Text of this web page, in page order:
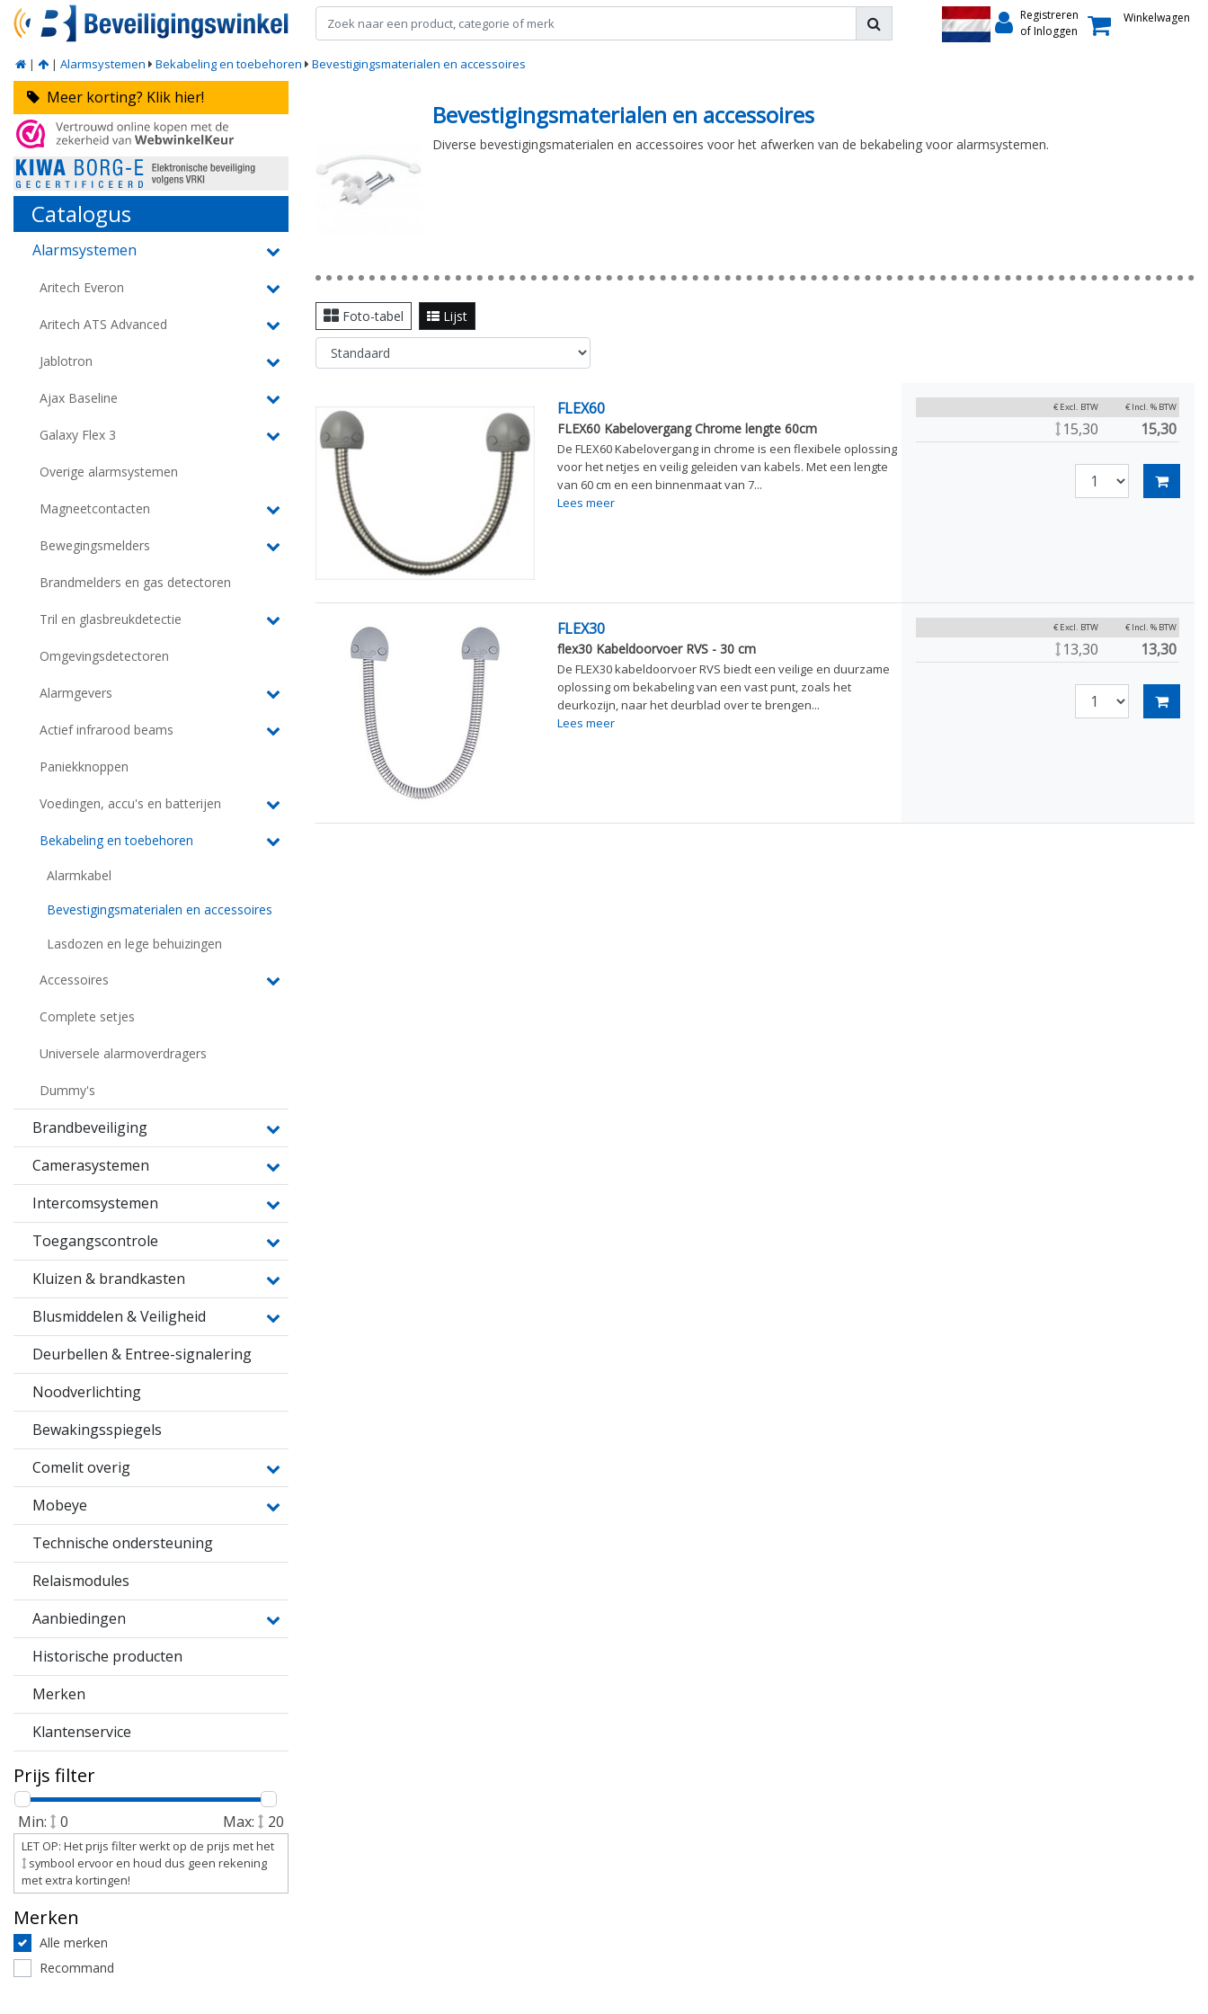
Registreren
of Inloggen
Winkelwagen
| | Alarmsystemen Bekabeling en toebehoren Bevestigingsmaterialen en accessoires
Meer korting? Klik hier!
Catalogus
Alarmsystemen
Aritech Everon
Aritech ATS Advanced
Jablotron
Ajax Baseline
Galaxy Flex 3
Overige alarmsystemen
Magneetcontacten
Bewegingsmelders
Brandmelders en gas detectoren
Tril en glasbreukdetectie
Omgevingsdetectoren
Alarmgevers
Actief infrarood beams
Paniekknoppen
Voedingen, accu's en batterijen
Bekabeling en toebehoren
Alarmkabel
Bevestigingsmaterialen en accessoires
Lasdozen en lege behuizingen
Accessoires
Complete setjes
Universele alarmoverdragers
Dummy's
Brandbeveiliging
Camerasystemen
Intercomsystemen
Toegangscontrole
Kluizen & brandkasten
Blusmiddelen & Veiligheid
Deurbellen & Entree-signalering
Noodverlichting
Bewakingsspiegels
Comelit overig
Mobeye
Technische ondersteuning
Relaismodules
Aanbiedingen
Historische producten
Merken
Klantenservice
Prijs filter
Min: 0 Max: 20
LET OP: Het prijs filter werkt op de prijs met het
symbool ervoor en houd dus geen rekening
met extra kortingen!
Merken
Alle merken
Recommand
Bevestigingsmaterialen en accessoires
Diverse bevestigingsmaterialen en accessoires voor het afwerken van de bekabeling voor alarmsystemen.
Foto-tabel Lijst
FLEX60
FLEX60 Kabelovergang Chrome lengte 60cm
De FLEX60 Kabelovergang in chrome is een flexibele oplossing
voor het netjes en veilig geleiden van kabels. Met een lengte
van 60 cm en een binnenmaat van 7...
Lees meer
€ Excl. BTW € Incl. % BTW
15,30 15,30
FLEX30
flex30 Kabeldoorvoer RVS - 30 cm
De FLEX30 kabeldoorvoer RVS biedt een veilige en duurzame
oplossing om bekabeling van een vast punt, zoals het
deurkozijn, naar het deurblad over te brengen...
Lees meer
€ Excl. BTW € Incl. % BTW
13,30 13,30